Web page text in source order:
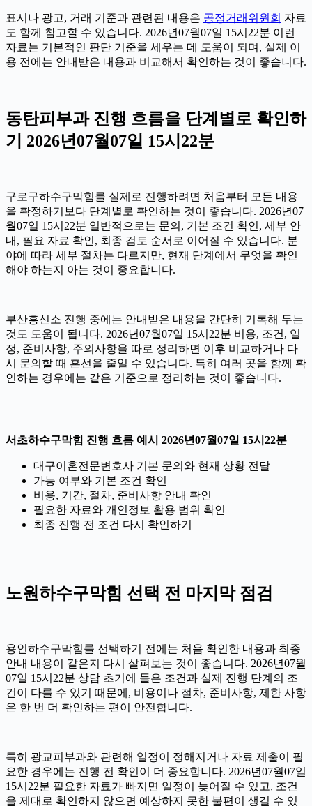
표시나 광고, 거래 기준과 관련된 내용은 공정거래위원회 자료
도 함께 참고할 수 있습니다. 2026년07월07일 15시22분 이런
자료는 기본적인 판단 기준을 세우는 데 도움이 되며, 실제 이
용 전에는 안내받은 내용과 비교해서 확인하는 것이 좋습니다.
동탄피부과 진행 흐름을 단계별로 확인하
기 2026년07월07일 15시22분
구로구하수구막힘를 실제로 진행하려면 처음부터 모든 내용
을 확정하기보다 단계별로 확인하는 것이 좋습니다. 2026년07
월07일 15시22분 일반적으로는 문의, 기본 조건 확인, 세부 안
내, 필요 자료 확인, 최종 검토 순서로 이어질 수 있습니다. 분
야에 따라 세부 절차는 다르지만, 현재 단계에서 무엇을 확인
해야 하는지 아는 것이 중요합니다.
부산흥신소 진행 중에는 안내받은 내용을 간단히 기록해 두는
것도 도움이 됩니다. 2026년07월07일 15시22분 비용, 조건, 일
정, 준비사항, 주의사항을 따로 정리하면 이후 비교하거나 다
시 문의할 때 혼선을 줄일 수 있습니다. 특히 여러 곳을 함께 확
인하는 경우에는 같은 기준으로 정리하는 것이 좋습니다.
서초하수구막힘 진행 흐름 예시 2026년07월07일 15시22분
대구이혼전문변호사 기본 문의와 현재 상황 전달
가능 여부와 기본 조건 확인
비용, 기간, 절차, 준비사항 안내 확인
필요한 자료와 개인정보 활용 범위 확인
최종 진행 전 조건 다시 확인하기
노원하수구막힘 선택 전 마지막 점검
용인하수구막힘를 선택하기 전에는 처음 확인한 내용과 최종
안내 내용이 같은지 다시 살펴보는 것이 좋습니다. 2026년07월
07일 15시22분 상담 초기에 들은 조건과 실제 진행 단계의 조
건이 다를 수 있기 때문에, 비용이나 절차, 준비사항, 제한 사항
은 한 번 더 확인하는 편이 안전합니다.
특히 광교피부과와 관련해 일정이 정해지거나 자료 제출이 필
요한 경우에는 진행 전 확인이 더 중요합니다. 2026년07월07일
15시22분 필요한 자료가 빠지면 일정이 늦어질 수 있고, 조건
을 제대로 확인하지 않으면 예상하지 못한 불편이 생길 수 있